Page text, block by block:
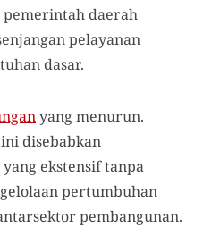
pemerintah daerah
pelayanan
dasar.
yang menurun.
disebabkan
ekstensif tanpa
pertumbuhan
pembangunan.